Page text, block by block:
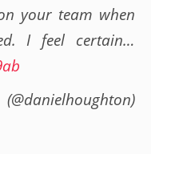
your team when
I feel certain…